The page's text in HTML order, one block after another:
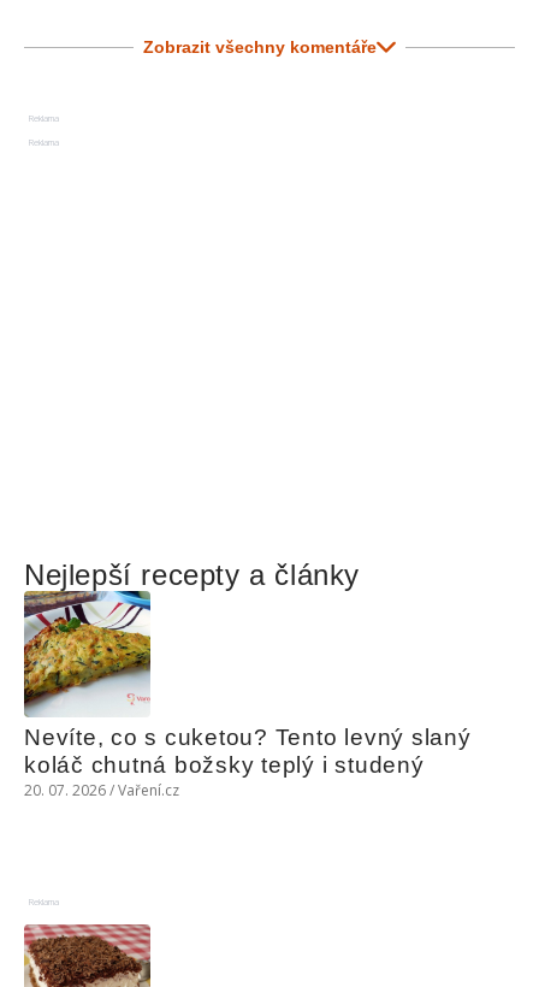
Zobrazit všechny komentáře
Reklama
Reklama
Nejlepší recepty a články
Nevíte, co s cuketou? Tento levný slaný
koláč chutná božsky teplý i studený
20. 07. 2026 / Vaření.cz
Reklama